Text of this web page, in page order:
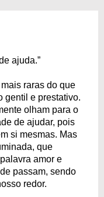
ajuda.”
raras do que
gentil e prestativo.
olham para o
de ajudar, pois
si mesmas. Mas
que
amor e
passam, sendo
redor.